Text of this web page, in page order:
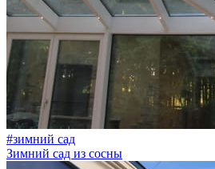
#зимний сад
Зимний сад из сосны